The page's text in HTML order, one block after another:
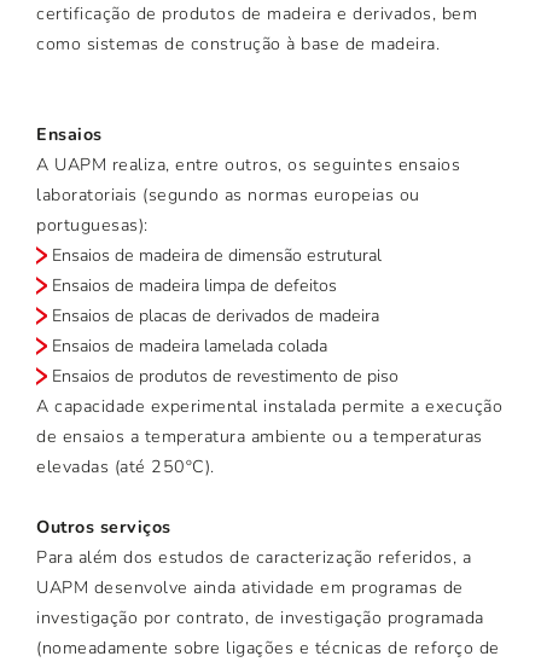
certificação de produtos de madeira e derivados, bem
como sistemas de construção à base de madeira.
Ensaios
A UAPM realiza, entre outros, os seguintes ensaios
laboratoriais (segundo as normas europeias ou
portuguesas):
Ensaios de madeira de dimensão estrutural
Ensaios de madeira limpa de defeitos
Ensaios de placas de derivados de madeira
Ensaios de madeira lamelada colada
Ensaios de produtos de revestimento de piso
A capacidade experimental instalada permite a execução
de ensaios a temperatura ambiente ou a temperaturas
elevadas (até 250ºC).
Outros serviços
Para além dos estudos de caracterização referidos, a
UAPM desenvolve ainda atividade em programas de
investigação por contrato, de investigação programada
(nomeadamente sobre ligações e técnicas de reforço de